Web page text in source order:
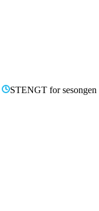
STENGT for sesongen